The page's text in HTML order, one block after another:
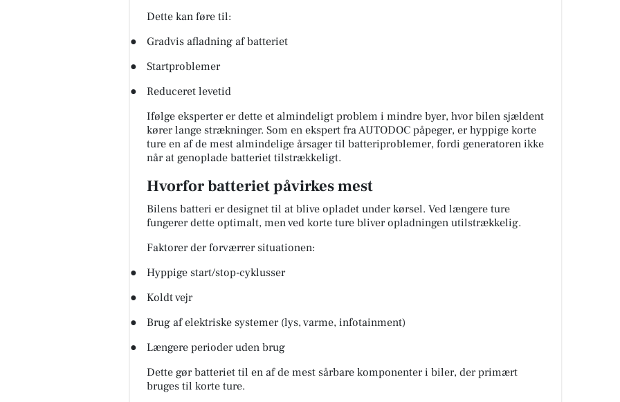
Dette kan føre til:
●
Gradvis afladning af batteriet
●
Startproblemer
●
Reduceret levetid
Ifølge eksperter er dette et almindeligt problem i mindre byer, hvor bilen sjældent
kører lange strækninger. Som en ekspert fra AUTODOC påpeger, er hyppige korte
ture en af de mest almindelige årsager til batteriproblemer, fordi generatoren ikke
når at genoplade batteriet tilstrækkeligt.
Hvorfor batteriet påvirkes mest
Bilens batteri er designet til at blive opladet under kørsel. Ved længere ture
fungerer dette optimalt, men ved korte ture bliver opladningen utilstrækkelig.
Faktorer der forværrer situationen:
●
Hyppige start/stop-cyklusser
●
Koldt vejr
●
Brug af elektriske systemer (lys, varme, infotainment)
●
Længere perioder uden brug
Dette gør batteriet til en af de mest sårbare komponenter i biler, der primært
bruges til korte ture.